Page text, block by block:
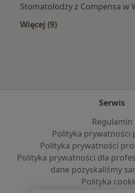
Stomatolodzy z Compensa w
Więcej (9)
Serwis
Regulamin
Polityka prywatności
Polityka prywatności
Polityka prywatności dla
dane pozyskaliśmy
Polityka